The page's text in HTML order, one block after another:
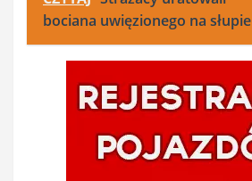
bociana uwięzionego na słupie